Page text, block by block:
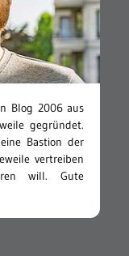
Blog 2006 aus
gegründet.
Bastion der
vertreiben
will. Gute